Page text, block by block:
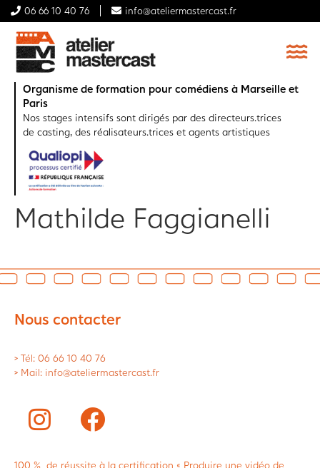
06 66 10 40 76 info@ateliermastercast.fr
Organisme de formation pour comédiens à Marseille et
Paris
Nos stages intensifs sont dirigés par des directeurs.trices
de casting, des réalisateurs.trices et agents artistiques
Mathilde Faggianelli
Nous contacter
> Tél: 06 66 10 40 76
> Mail: info@ateliermastercast.fr
100 % de réussite à la certification « Produire une vidéo de